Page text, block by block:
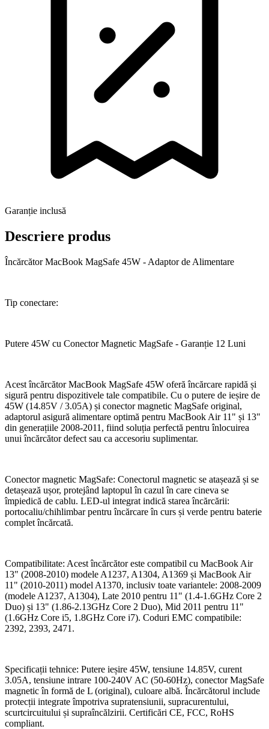
Garanție inclusă
Descriere produs
Încărcător MacBook MagSafe 45W - Adaptor de Alimentare
Tip conectare:
Putere 45W cu Conector Magnetic MagSafe - Garanție 12 Luni
Acest încărcător MacBook MagSafe 45W oferă încărcare rapidă și
sigură pentru dispozitivele tale compatibile. Cu o putere de ieșire de
45W (14.85V / 3.05A) și conector magnetic MagSafe original,
adaptorul asigură alimentare optimă pentru MacBook Air 11" și 13"
din generațiile 2008-2011, fiind soluția perfectă pentru înlocuirea
unui încărcător defect sau ca accesoriu suplimentar.
Conector magnetic MagSafe: Conectorul magnetic se atașează și se
detașează ușor, protejând laptopul în cazul în care cineva se
împiedică de cablu. LED-ul integrat indică starea încărcării:
portocaliu/chihlimbar pentru încărcare în curs și verde pentru baterie
complet încărcată.
Compatibilitate: Acest încărcător este compatibil cu MacBook Air
13" (2008-2010) modele A1237, A1304, A1369 și MacBook Air
11" (2010-2011) model A1370, inclusiv toate variantele: 2008-2009
(modele A1237, A1304), Late 2010 pentru 11" (1.4-1.6GHz Core 2
Duo) și 13" (1.86-2.13GHz Core 2 Duo), Mid 2011 pentru 11"
(1.6GHz Core i5, 1.8GHz Core i7). Coduri EMC compatibile:
2392, 2393, 2471.
Specificații tehnice: Putere ieșire 45W, tensiune 14.85V, curent
3.05A, tensiune intrare 100-240V AC (50-60Hz), conector MagSafe
magnetic în formă de L (original), culoare albă. Încărcătorul include
protecții integrate împotriva supratensiunii, supracurentului,
scurtcircuitului și supraîncălzirii. Certificări CE, FCC, RoHS
compliant.